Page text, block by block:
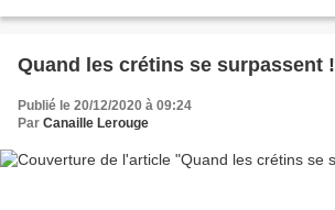
Quand les crétins se surpassent !
Publié le 20/12/2020 à 09:24
Par Canaille Lerouge